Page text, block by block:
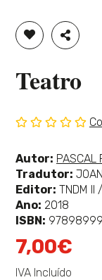
ADICIONAR À
Teatro
classificação
Autor: Ver
mais
sobre
PASCAL
Tradutor:
Editor: TNDM II
Ano: 2018
ISBN:
7,00€
IVA Incluído